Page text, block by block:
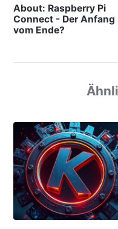
About: Raspberry Pi
Connect - Der Anfang
vom Ende?